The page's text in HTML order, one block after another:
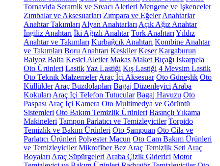
Tornavida Seramik ve Sıvacı Aletleri Mengene ve İşkenceler
Zımbalar ve Aksesuarları Zımpara ve Eğeler Anahtarlar
Anahtar Takımları Alyan Anahtarları Açık Ağız Anahtar
İngiliz Anahtarı İki Ağızlı Anahtar Tork Anahtarı Yıldız
Anahtar ve Takımları Kurbağcık Anahtarı Kombine Anahtar
ve Takımları Boru Anahtarı Keskiler Keser Kargaburun
Balyoz Balta Kesici Aletler Makas Maket Bıçağı Iskarpela
Oto Ürünleri LastikYaz Lastiği Kış Lastiği 4 Mevsim Lastik
Oto Teknik Malzemeler Araç İçi Aksesuar Oto Güneşlik Oto
Küllükler Araç Buzdolapları Bagaj Düzenleyici Araba
Kokuları Araç İçi Telefon Tutucular Bagaj Havuzu Oto
Paspası Araç İçi Kamera Oto Multimedya ve Görüntü
Sistemleri Oto Bakım Temizlik Ürünleri Basınçlı Yıkama
Makineleri Tampon Parlatıcı ve Temizleyiciler Torpido
Temizlik ve Bakım Ürünleri Oto Şampuan Oto Cila ve
Parlatıcı Ürünleri Polyester Macun Oto Cam Bakım Ürünleri
ve Temizleyiciler Mikrofiber Bez Araç Temizlik Seti Araç
Boyaları Araç Süpürgeleri Araba Çizik Giderici Motor